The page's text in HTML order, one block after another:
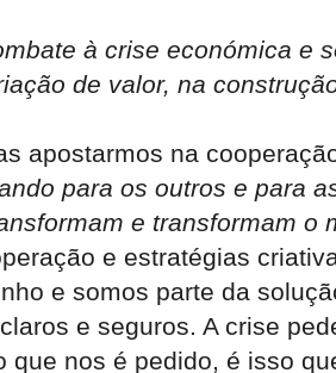
à crise económica e
de valor, na
apostarmos na
para os outros e para
e transformam o
e estratégias
e somos parte da
e seguros. A crise
nos é pedido, é isso